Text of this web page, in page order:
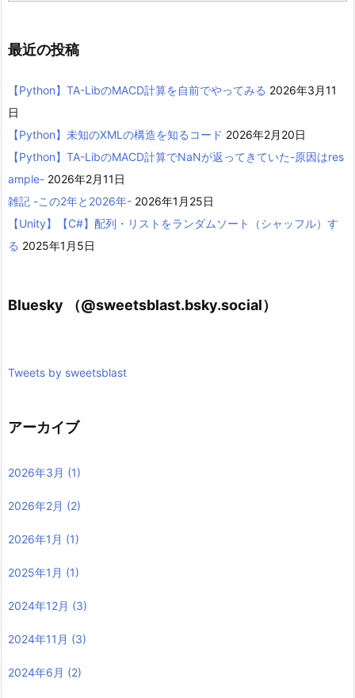
最近の投稿
【Python】TA-LibのMACD計算を自前でやってみる 2026年3月11
日
【Python】未知のXMLの構造を知るコード 2026年2月20日
【Python】TA-LibのMACD計算でNaNが返ってきていた-原因はres
ample- 2026年2月11日
雑記 -この2年と2026年- 2026年1月25日
【Unity】【C#】配列・リストをランダムソート（シャッフル）す
る 2025年1月5日
Bluesky （@sweetsblast.bsky.social）
Tweets by sweetsblast
アーカイブ
2026年3月 (1)
2026年2月 (2)
2026年1月 (1)
2025年1月 (1)
2024年12月 (3)
2024年11月 (3)
2024年6月 (2)